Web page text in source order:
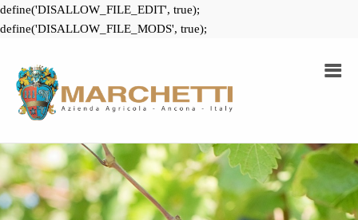
define('DISALLOW_FILE_EDIT', true);
define('DISALLOW_FILE_MODS', true);